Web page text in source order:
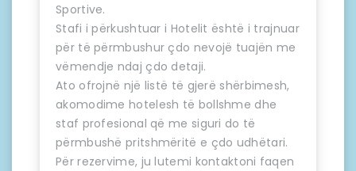
Sportive.
Stafi i përkushtuar i Hotelit është i trajnuar
për të përmbushur çdo nevojë tuajën me
vëmendje ndaj çdo detaji.
Ato ofrojnë një listë të gjerë shërbimesh,
akomodime hotelesh të bollshme dhe
staf profesional që me siguri do të
përmbushë pritshmëritë e çdo udhëtari.
Për rezervime, ju lutemi kontaktoni faqen